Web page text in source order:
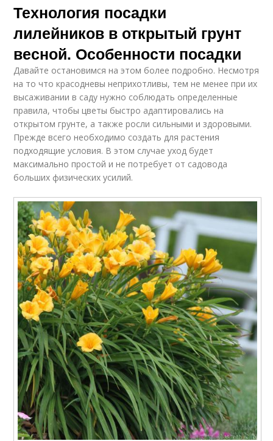
Технология посадки
лилейников в открытый грунт
весной. Особенности посадки
Давайте остановимся на этом более подробно. Несмотря
на то что красодневы неприхотливы, тем не менее при их
высаживании в саду нужно соблюдать определенные
правила, чтобы цветы быстро адаптировались на
открытом грунте, а также росли сильными и здоровыми.
Прежде всего необходимо создать для растения
подходящие условия. В этом случае уход будет
максимально простой и не потребует от садовода
больших физических усилий.